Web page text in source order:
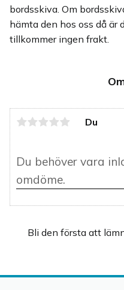
bordsskiva. Om
hämta den hos oss då är
tillkommer ingen frakt.
Du
Bli den första att